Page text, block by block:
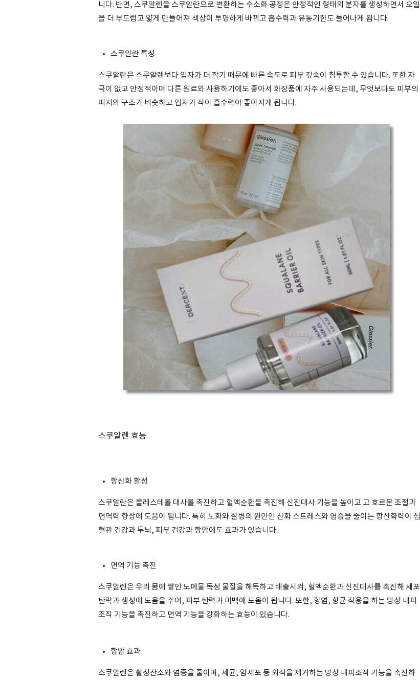
니다. 반면, 스쿠알렌을 스쿠알란으로 변환하는 수소화 공정은 안정적인 형태의 분자를 생성하면서 오일
을 더 부드럽고 얇게 만들어져 색상이 투명하게 바뀌고 흡수력과 유통기한도 늘어나게 됩니다.
스쿠알란 특성
스쿠알란은 스쿠알렌보다 입자가 더 작기 때문에 빠른 속도로 피부 깊숙이 침투할 수 있습니다. 또한 자
극이 없고 안정적이며 다른 원료와 사용하기에도 좋아서 화장품에 자주 사용되는데, 무엇보다도 피부의
피지와 구조가 비슷하고 입자가 작아 흡수력이 좋아지게 됩니다.
스쿠알렌 효능
항산화 활성
스쿠알란은 콜레스테롤 대사를 촉진하고 혈액순환을 촉진해 신진대사 기능을 높이고 고 호르몬 조절과
면역력 향상에 도움이 됩니다. 특히 노화와 질병의 원인인 산화 스트레스와 염증을 줄이는 항산화력이 심
혈관 건강과 두뇌, 피부 건강과 항암에도 효과가 있습니다.
면역 기능 촉진
스쿠알렌은 우리 몸에 쌓인 노폐물 독성 물질을 해독하고 배출시켜, 혈액순환과 신진대사를 촉진해 세포
탄락과 생성에 도움을 주어, 피부 탄력과 미백에 도움이 됩니다. 또한, 항염, 항균 작용을 하는 망상 내피
조직 기능을 촉진하고 면역 기능을 강화하는 효능이 있습니다.
항암 효과
스쿠알렌은 활성산소와 염증을 줄이며, 세균, 암세포 등 외적을 제거하는 망상 내피조직 기능을 촉진하